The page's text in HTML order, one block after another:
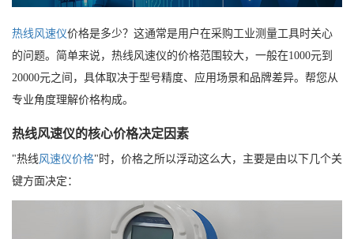
热线风速仪价格是多少？这通常是用户在采购工业测量工具时关心
的问题。简单来说，热线风速仪的价格范围较大，一般在1000元到
20000元之间，具体取决于型号精度、应用场景和品牌差异。帮您从
专业角度理解价格构成。
热线风速仪的核心价格决定因素
"热线风速仪价格"时，价格之所以浮动这么大，主要是由以下几个关
键方面决定：